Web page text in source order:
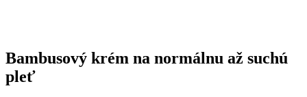
Bambusový krém na normálnu až suchú
pleť